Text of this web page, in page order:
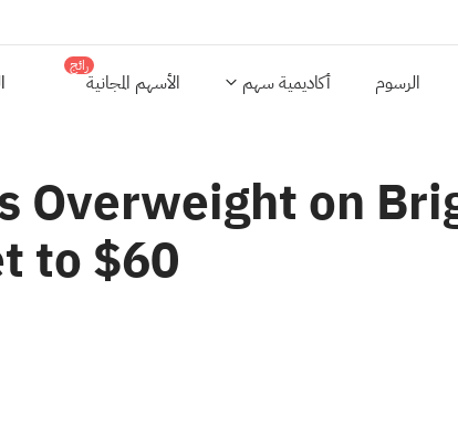
الرسوم أكاديمية سهم الأسهم المجانية
رائج
Overweight on
to $60